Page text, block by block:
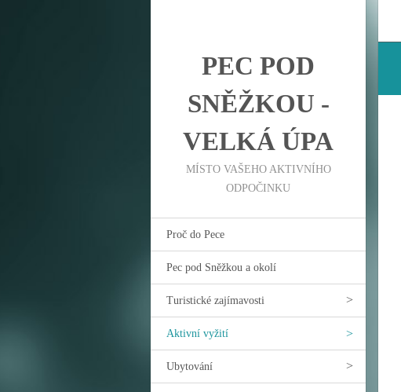
PEC POD
SNĚŽKOU -
VELKÁ ÚPA
MÍSTO VAŠEHO AKTIVNÍHO
ODPOČINKU
Proč do Pece
Pec pod Sněžkou a okolí
Turistické zajímavosti
Aktivní vyžití
Ubytování